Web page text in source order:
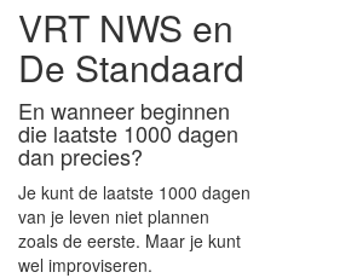
VRT NWS en
De Standaard
En wanneer beginnen
die laatste 1000 dagen
dan precies?
Je kunt de laatste 1000 dagen
van je leven niet plannen
zoals de eerste. Maar je kunt
wel improviseren.